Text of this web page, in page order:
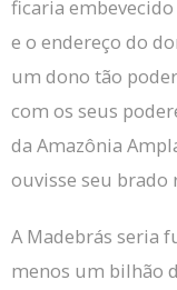
ficaria
e o endereço do
um dono tão
com os seus
da Amazônia
ouvisse seu brado
A Madebrás seria
menos um bilhão